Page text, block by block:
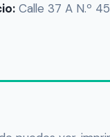
Calle 37 A N.º